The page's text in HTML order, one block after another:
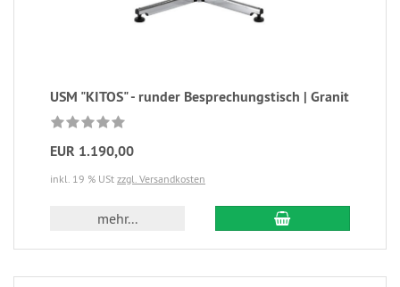
USM "KITOS" - runder Besprechungstisch | Granit
EUR 1.190,00
inkl. 19 % USt zzgl. Versandkosten
mehr...